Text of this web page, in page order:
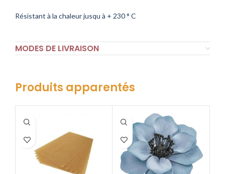
Résistant à la chaleur jusqu à + 230 ° C
MODES DE LIVRAISON
Produits apparentés